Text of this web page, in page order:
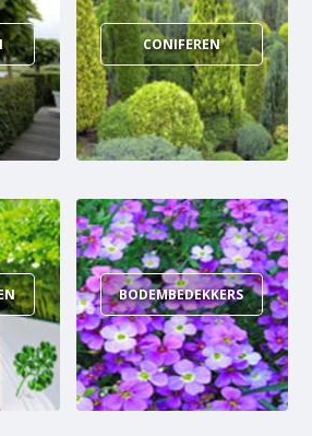
CONIFEREN
BODEMBEDEKKERS